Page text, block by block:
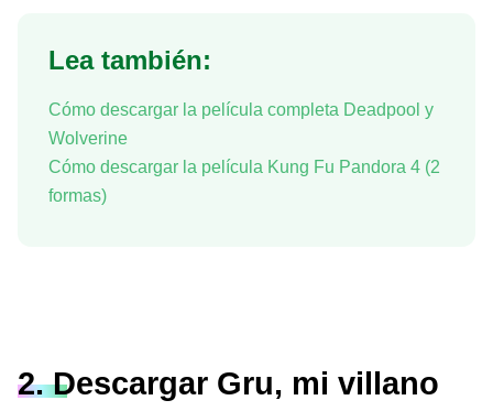
Lea también:
Cómo descargar la película completa Deadpool y
Wolverine
Cómo descargar la película Kung Fu Pandora 4 (2
formas)
2. Descargar Gru, mi villano